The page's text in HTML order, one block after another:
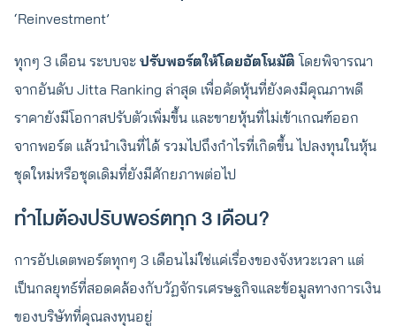
‘Reinvestment’
ทุกๆ 3 เดือน ระบบจะ ปรับพอร์ตให้โดยอัตโนมัติ โดยพิจารณา
จากอันดับ Jitta Ranking ล่าสุด เพื่อคัดหุ้นที่ยังคงมีคุณภาพดี
ราคายังมีโอกาสปรับตัวเพิ่มขึ้น และขายหุ้นที่ไม่เข้าเกณฑ์ออก
จากพอร์ต แล้วนำเงินที่ได้ รวมไปถึงกำไรที่เกิดขึ้น ไปลงทุนในหุ้น
ชุดใหม่หรือชุดเดิมที่ยังมีศักยภาพต่อไป
ทำไมต้องปรับพอร์ตทุก 3 เดือน?
การอัปเดตพอร์ตทุกๆ 3 เดือนไม่ใช่แค่เรื่องของจังหวะเวลา แต่
เป็นกลยุทธ์ที่สอดคล้องกับวัฏจักรเศรษฐกิจและข้อมูลทางการเงิน
ของบริษัทที่คุณลงทุนอยู่